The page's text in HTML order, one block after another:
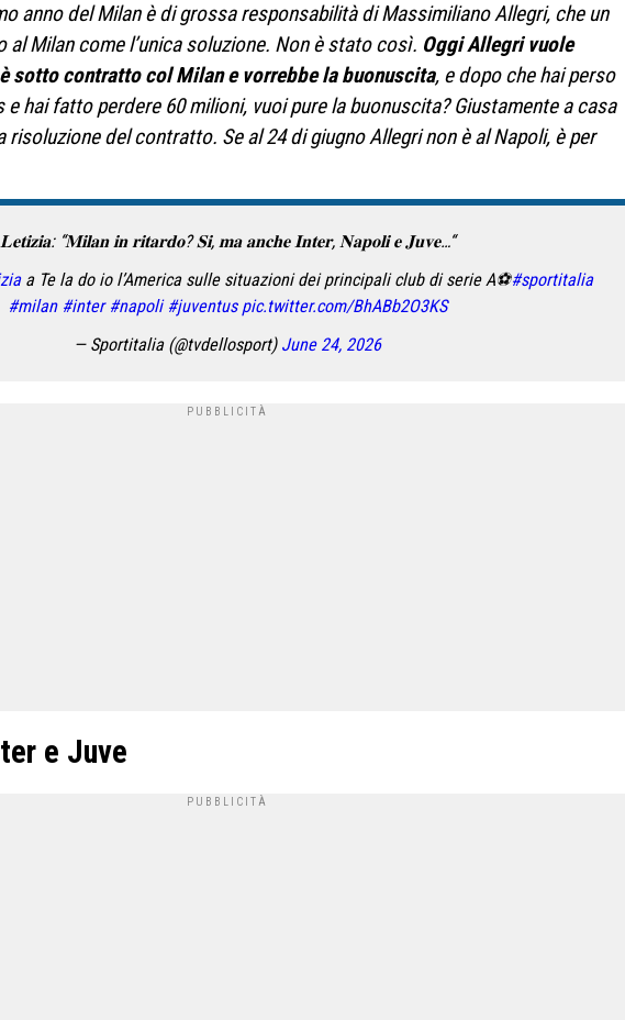
anno del Milan è di grossa responsabilità di Massimiliano Allegri, che un
al Milan come l’unica soluzione. Non è stato così. Oggi Allegri vuole
sotto contratto col Milan e vorrebbe la buonuscita, e dopo che hai perso
e hai fatto perdere 60 milioni, vuoi pure la buonuscita? Giustamente a casa
risoluzione del contratto. Se al 24 di giugno Allegri non è al Napoli, è per
𝐋𝐞𝐭𝐢𝐳𝐢𝐚: “𝐌𝐢𝐥𝐚𝐧 𝐢𝐧 𝐫𝐢𝐭𝐚𝐫𝐝𝐨? 𝐒𝐢, 𝐦𝐚 𝐚𝐧𝐜𝐡𝐞 𝐈𝐧𝐭𝐞𝐫, 𝐍𝐚𝐩𝐨𝐥𝐢 𝐞 𝐉𝐮𝐯𝐞…“
a Te la do io l’America sulle situazioni dei principali club di serie A⚽️#sportitalia
#milan #inter #napoli #juventus pic.twitter.com/BhABb2O3KS
— Sportitalia (@tvdellosport) June 24, 2026
e Juve